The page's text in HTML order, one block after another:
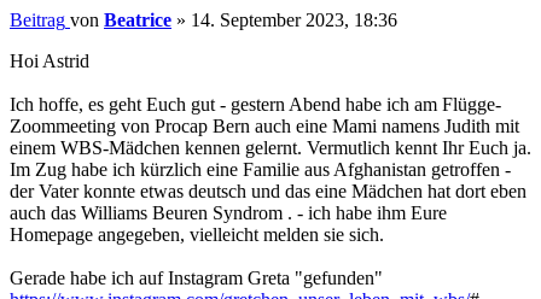
Beitrag von Beatrice » 14. September 2023, 18:36
Hoi Astrid
Ich hoffe, es geht Euch gut - gestern Abend habe ich am Flügge-
Zoommeeting von Procap Bern auch eine Mami namens Judith mit
einem WBS-Mädchen kennen gelernt. Vermutlich kennt Ihr Euch ja.
Im Zug habe ich kürzlich eine Familie aus Afghanistan getroffen -
der Vater konnte etwas deutsch und das eine Mädchen hat dort eben
auch das Williams Beuren Syndrom . - ich habe ihm Eure
Homepage angegeben, vielleicht melden sie sich.
Gerade habe ich auf Instagram Greta "gefunden"